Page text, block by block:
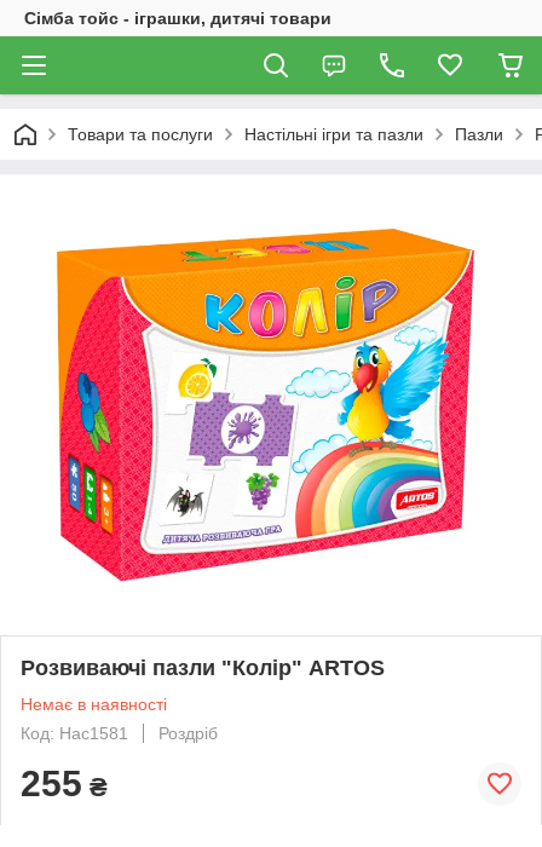
Сімба тойс - іграшки, дитячі товари
Товари та послуги Настільні ігри та пазли Пазли
Розвиваючі пазли "Колір" ARTOS
Немає в наявності
Код: Нас1581
Роздріб
255 ₴